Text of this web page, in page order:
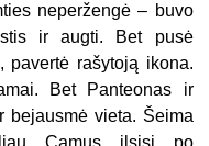
neperžengė – buvo
ir augti. Bet pusė
pavertė rašytoją ikona.
Bet Panteonas ir
bejausmė vieta. Šeima